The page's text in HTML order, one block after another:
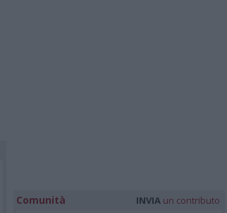
Comunità INVIA un contributo